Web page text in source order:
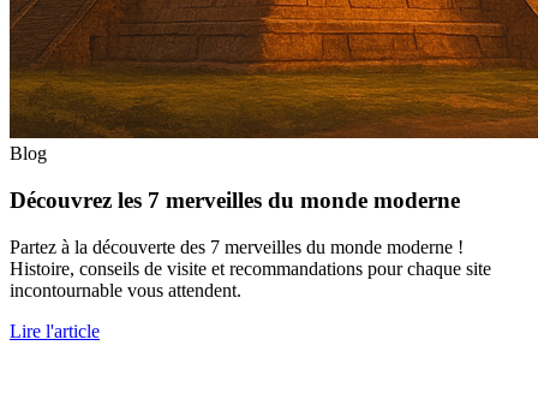
Blog
Découvrez les 7 merveilles du monde moderne
Partez à la découverte des 7 merveilles du monde moderne !
Histoire, conseils de visite et recommandations pour chaque site
incontournable vous attendent.
Lire l'article